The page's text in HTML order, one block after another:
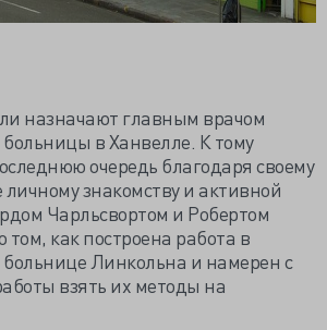
назначают главным врачом
в Ханвелле. К тому
очередь благодаря своему
знакомству и активной
Чарльсвортом и Робертом
том, как построена работа в
больнице Линкольна и намерен с
взять их методы на